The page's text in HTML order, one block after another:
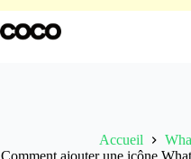
au
contenu
Accueil
Comment ajouter une icône